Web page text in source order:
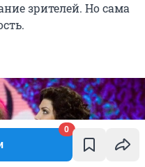
0
зрителей. Но сама